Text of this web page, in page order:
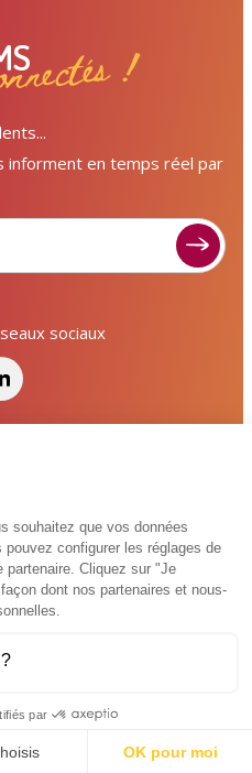
souhaitez que vos données
configurer les réglages de
partenaire. Cliquez sur "Je
dont nos partenaires et nous-
par
OK pour moi
!
informent en temps réel par
sociaux
Relance et par l'Union
Kingersheim
Politiques de confidentialité
sociaux
? Participer ?
avec les services de votre
s’engager
un service